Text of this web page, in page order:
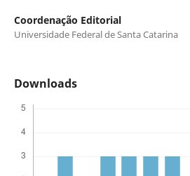
Coordenação Editorial
Universidade Federal de Santa Catarina
Downloads